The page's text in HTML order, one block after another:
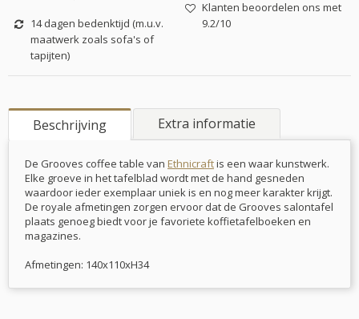
14 dagen bedenktijd (m.u.v.
maatwerk zoals sofa's of
tapijten)
Klanten beoordelen ons met
9.2/10
Beschrijving Extra informatie
De Grooves coffee table van Ethnicraftis een waar kunstwerk.
Elke groeve in het tafelblad wordt met de hand gesneden
waardoor ieder exemplaar uniek is en nog meer karakter krijgt.
De royale afmetingen zorgen ervoor dat de Grooves salontafel
plaats genoeg biedt voor je favoriete koffietafelboeken en
magazines.
Afmetingen: 140x110xH34